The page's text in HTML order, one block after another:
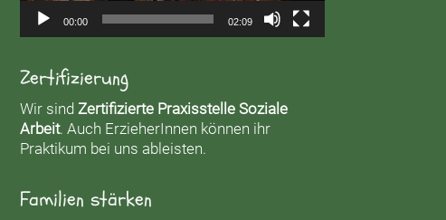
00:00 02:09
Zertifizierung
Wir sind Zertifizierte Praxisstelle Soziale
Arbeit. Auch ErzieherInnen können ihr
Praktikum bei uns ableisten.
Familien stärken